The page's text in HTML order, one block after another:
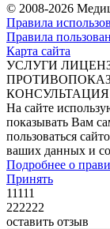
© 2008-2026
Правила
Правила
Карта сайта
УСЛУГИ
На сайте
показывать Вам
пользоваться
ваших данных и
Подробнее о
Принять
11111
222222
оставить отзыв